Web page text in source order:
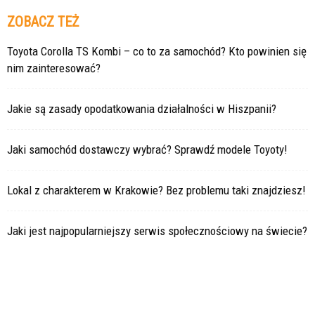
ZOBACZ TEŻ
Toyota Corolla TS Kombi – co to za samochód? Kto powinien się
nim zainteresować?
Jakie są zasady opodatkowania działalności w Hiszpanii?
Jaki samochód dostawczy wybrać? Sprawdź modele Toyoty!
Lokal z charakterem w Krakowie? Bez problemu taki znajdziesz!
Jaki jest najpopularniejszy serwis społecznościowy na świecie?